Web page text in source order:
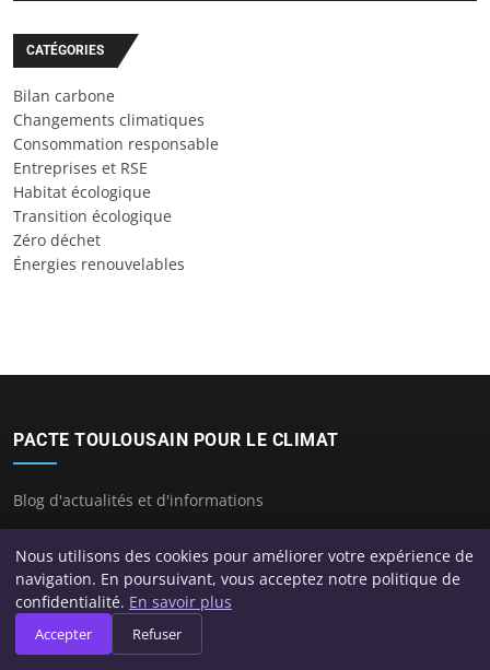
CATÉGORIES
Bilan carbone
Changements climatiques
Consommation responsable
Entreprises et RSE
Habitat écologique
Transition écologique
Zéro déchet
Énergies renouvelables
PACTE TOULOUSAIN POUR LE CLIMAT
Blog d'actualités et d'informations
CATÉGORIES
Bilan carbone
Nous utilisons des cookies pour améliorer votre expérience de
navigation. En poursuivant, vous acceptez notre politique de
confidentialité. En savoir plus
Accepter Refuser